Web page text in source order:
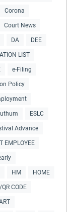
Corona
Court News
DA DEE
LIST
e-Filing
Policy
ESLC
Advance
EMPLOYEE
HM HOME
QR CODE